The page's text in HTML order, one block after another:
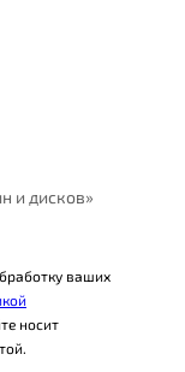
и дисков»
ваших
носит